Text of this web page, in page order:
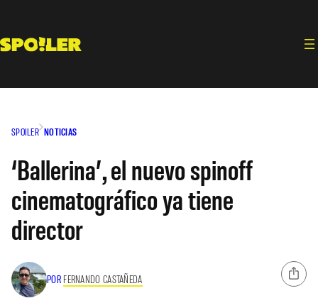
contenido
SPOILER NOTICIAS
‘Ballerina’, el nuevo spinoff
cinematográfico ya tiene
director
POR FERNANDO CASTAÑEDA